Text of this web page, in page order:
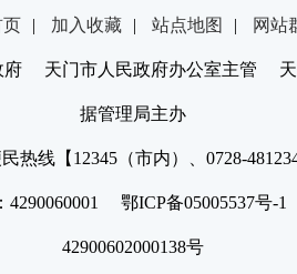
| 加入收藏 | 站点地图 | 网站
府 天门市人民政府办公室主管 天
据管理局主办
热线【12345（市内）、0728-
4290060001 鄂ICP备05005537号
42900602000138号